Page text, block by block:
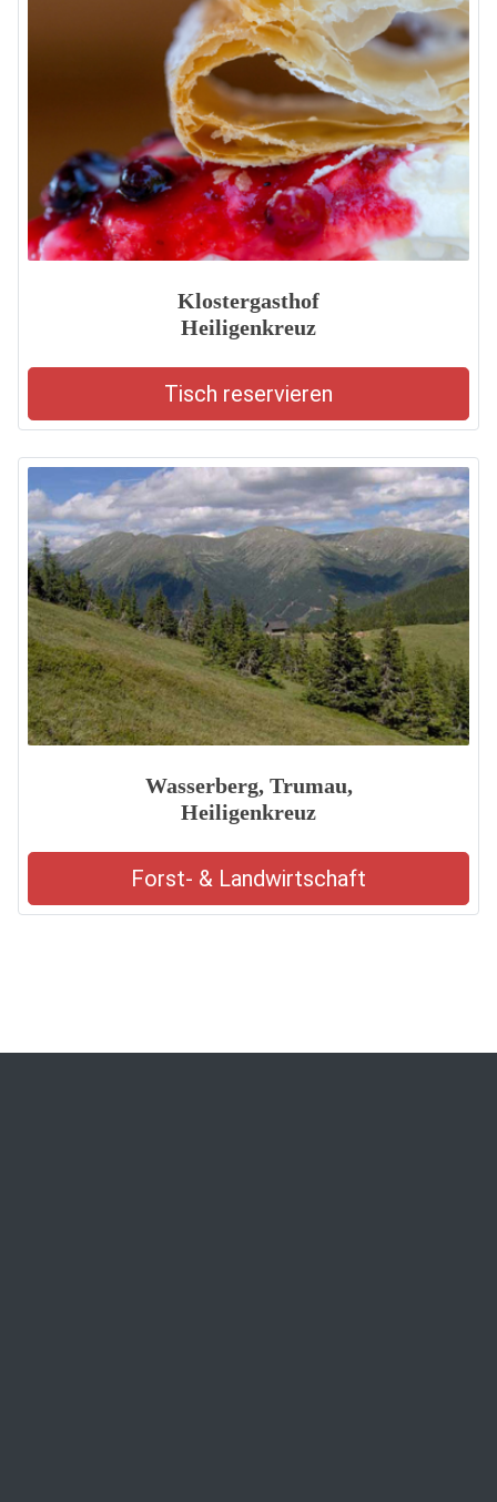
Klostergasthof
Heiligenkreuz
Tisch reservieren
Wasserberg, Trumau,
Heiligenkreuz
Forst- & Landwirtschaft